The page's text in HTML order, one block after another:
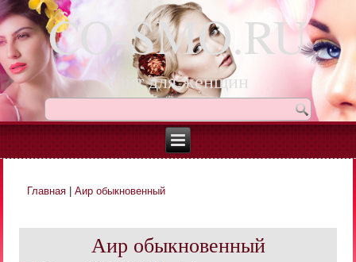
CO-SMO.RU
сайт для женщин
Вы здесь
Главная| Аир обыкновенный
Аир обыкновенный